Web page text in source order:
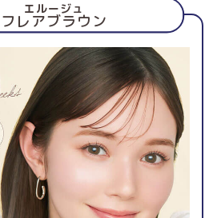
エルージュ
フレアブラウン